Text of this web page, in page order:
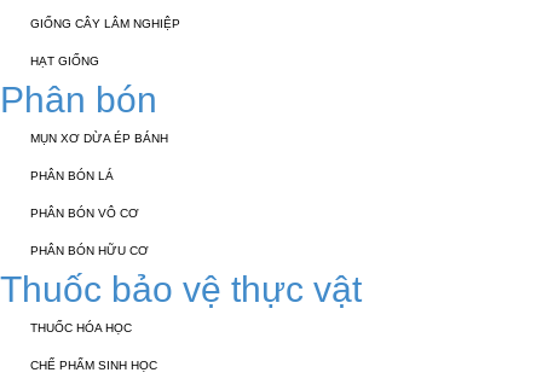
GIỐNG CÂY LÂM NGHIỆP
HẠT GIỐNG
Phân bón
MỤN XƠ DỪA ÉP BÁNH
PHÂN BÓN LÁ
PHÂN BÓN VÔ CƠ
PHÂN BÓN HỮU CƠ
Thuốc bảo vệ thực vật
THUỐC HÓA HỌC
CHẾ PHẨM SINH HỌC